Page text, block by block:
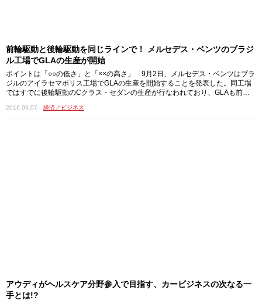
前輪駆動と後輪駆動を同じラインで！ メルセデス・ベンツのブラジ
ル工場でGLAの生産が開始
ポイントは「○○の低さ」と「××の高さ」 9月2日、メルセデス・ベンツはブラ
ジルのアイラセマポリス工場でGLAの生産を開始することを発表した。同工場
ではすでに後輪駆動のCクラス・セダンの生産が行なわれており、GLAも前
2016.09.07 経済／ビジネス
アウディがヘルスケア分野参入で目指す、カービジネスの次なる一
手とは!?